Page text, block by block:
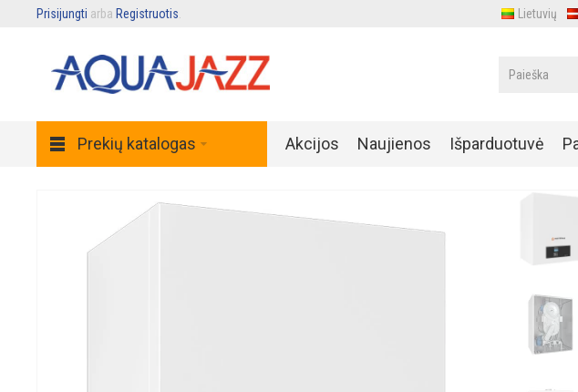
Prisijungti arba Registruotis Lietuvių
Prekių katalogas Akcijos Naujienos Išparduotuvė